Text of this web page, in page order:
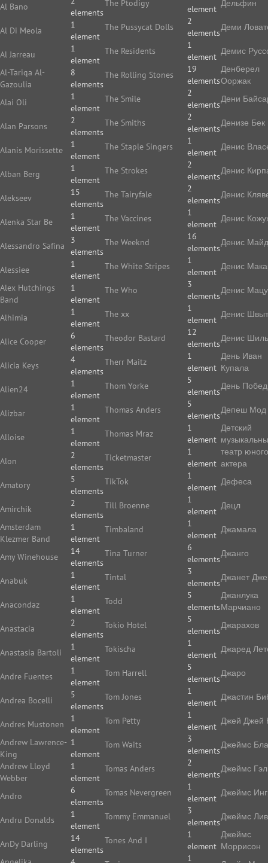
Al Bano
elements
Al Di Meola
1
element
Al Jarreau
1
element
Al-Tariqa Al-
Gazoulia
8
elements
Alai Oli
1
element
Alan Parsons
2
elements
Alanis Morissette
1
element
Alban Berg
1
element
Alekseev
15
elements
Alenka Star Be
1
element
Alessandro Safína
3
elements
Alessiee
1
element
Alex Hutchings
Band
1
element
Alhimia
1
element
Alice Cooper
6
elements
Alicia Keys
4
elements
Alien24
1
element
Alizbar
1
element
Alloise
1
element
Alon
2
elements
Amatory
5
elements
Amirchik
2
elements
Amsterdam
Klezmer Band
1
element
Amy Winehouse
14
elements
Anabuk
1
element
Anacondaz
1
element
Anastacia
2
elements
Anastasia Bartoli
1
element
Andre Fuentes
1
element
Andrea Bocelli
5
elements
Andres Mustonen
1
element
Andrew Lawrence-
King
1
element
Andrew Lloyd
Webber
1
element
Andro
6
elements
Andru Donalds
1
element
AnDy Darling
14
elements
The Ptodigy
element
The Pussycat Dolls
2
elements
The Residents
1
element
The Rolling Stones
19
elements
The Smile
2
elements
The Smiths
2
elements
The Staple Singers
1
element
The Strokes
2
elements
The Tairyfale
2
elements
The Vaccines
1
element
The Weeknd
16
elements
The White Stripes
1
element
The Who
3
elements
The xx
1
element
Theodor Bastard
12
elements
Therr Maitz
1
element
Thom Yorke
5
elements
Thomas Anders
5
elements
Thomas Mraz
1
element
Ticketmaster
1
element
TikTok
1
element
Till Broenne
1
element
Timbaland
1
element
Tina Turner
6
elements
Tintal
3
elements
Todd
5
elements
Tokio Hotel
5
elements
Tokischa
1
element
Tom Harrell
5
elements
Tom Jones
1
element
Tom Petty
1
element
Tom Waits
3
elements
Tomas Anders
2
elements
Tomas Nevergreen
1
element
Tommy Emmanuel
3
elements
Tones And I
1
element
1
Дельфин
Деми
Демис
Денберел
Ооржак
Дени
Денизе Бек
Денис
Денис
Денис
Денис
Денис
Денис
Денис
Денис
Денис
День Иван
Купала
День
Депеш Мод
Детский
театр юного
актера
Дефеса
Децл
Джамала
Джанго
Джанет
Джанлука
Марчиано
Джарахов
Джаред
Джаро
Джастин
Джей Джей
Джеймс
Джеймс
Джеймс
Джеймс
Джеймс
Моррисон